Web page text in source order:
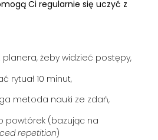
Ci regularnie się uczyć z
planera, żeby widzieć postępy,
rytuał 10 minut,
metoda nauki ze zdań,
powtórek (bazując na
repetition)